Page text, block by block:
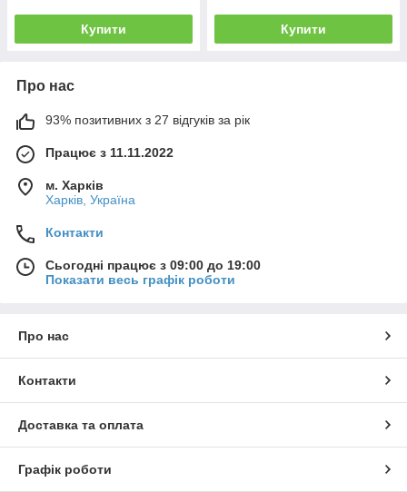
Купити Купити
Про нас
93% позитивних з 27 відгуків за рік
Працює з 11.11.2022
м. Харків
Харків, Україна
Контакти
Сьогодні працює з 09:00 до 19:00
Показати весь графік роботи
Про нас
Контакти
Доставка та оплата
Графік роботи